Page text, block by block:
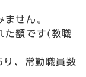
せん。
額です(教職
、常勤職員数